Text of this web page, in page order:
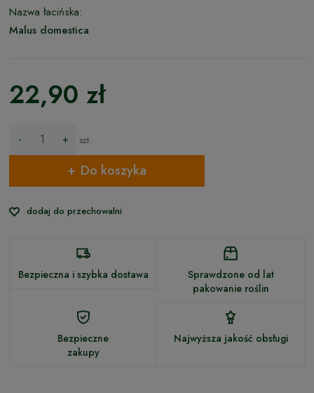
Nazwa łacińska:
Malus domestica
22,90 zł
- + szt.
Do koszyka
dodaj do przechowalni
Bezpieczna i szybka dostawa
Sprawdzone od lat
pakowanie roślin
Bezpieczne
zakupy
Najwyższa jakość obsługi